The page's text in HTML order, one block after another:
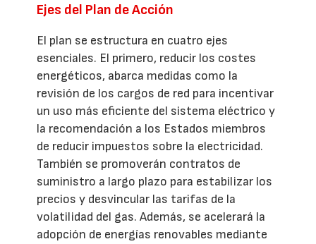
Ejes del Plan de Acción
El plan se estructura en cuatro ejes
esenciales. El primero, reducir los costes
energéticos, abarca medidas como la
revisión de los cargos de red para incentivar
un uso más eficiente del sistema eléctrico y
la recomendación a los Estados miembros
de reducir impuestos sobre la electricidad.
También se promoverán contratos de
suministro a largo plazo para estabilizar los
precios y desvincular las tarifas de la
volatilidad del gas. Además, se acelerará la
adopción de energías renovables mediante